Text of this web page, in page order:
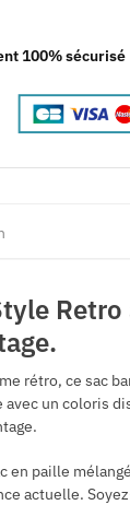
100% sécurisé
Retro
rétro, ce sac
avec un coloris
en paille
actuelle.